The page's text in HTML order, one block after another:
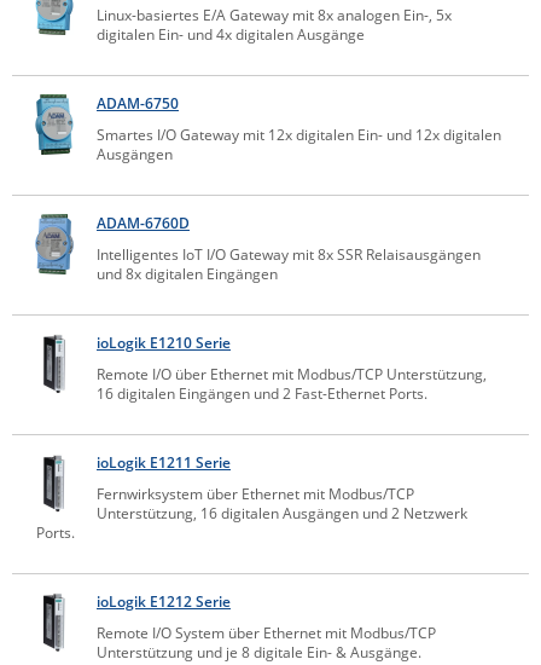
Energiemessung
Energieverteilung
Datenlogger
Remote I/O
Industrielle Netzwerktechnik / Kommunikation
Industrielle Computer
IT Netzwerktechnik / Kommunikation
Sonstige
Serverräume
RMA / Rücksendung / Support
Comet System
Contemporary Controls
Digi
Elsys
Enginko - mcf88
Gefen
Gude
High Sec Labs
HW group
Icron
IEC Lock
Ihse
Kerlink
Linux-basiertes E/A Gateway mit 8x analogen Ein-, 5x
digitalen Ein- und 4x digitalen Ausgänge
ADAM-6750
Smartes I/O Gateway mit 12x digitalen Ein- und 12x digitalen
Ausgängen
ADAM-6760D
Intelligentes IoT I/O Gateway mit 8x SSR Relaisausgängen
und 8x digitalen Eingängen
ioLogik E1210 Serie
Remote I/O über Ethernet mit Modbus/TCP Unterstützung,
16 digitalen Eingängen und 2 Fast-Ethernet Ports.
ioLogik E1211 Serie
Fernwirksystem über Ethernet mit Modbus/TCP
Unterstützung, 16 digitalen Ausgängen und 2 Netzwerk
Ports.
ioLogik E1212 Serie
Remote I/O System über Ethernet mit Modbus/TCP
Unterstützung und je 8 digitale Ein- & Ausgänge.